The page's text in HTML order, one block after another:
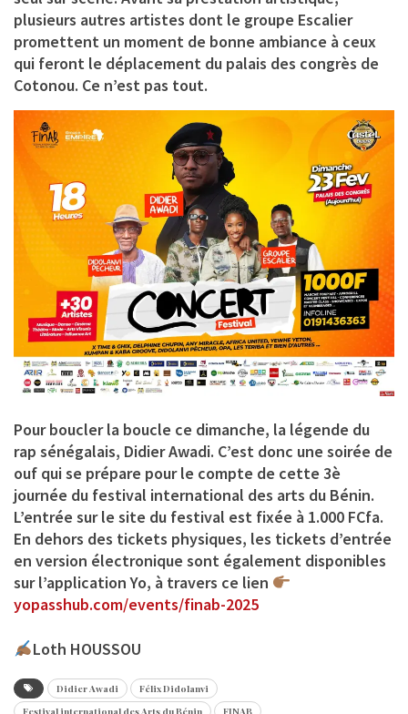
plusieurs autres artistes dont le groupe Escalier
promettent un moment de bonne ambiance à ceux
qui feront le déplacement du palais des congrès de
Cotonou. Ce n’est pas tout.
Pour boucler la boucle ce dimanche, la légende du
rap sénégalais, Didier Awadi. C’est donc une soirée de
ouf qui se prépare pour le compte de cette 3è
journée du festival international des arts du Bénin.
L’entrée sur le site du festival est fixée à 1.000 FCfa.
En dehors des tickets physiques, les tickets d’entrée
en version électronique sont également disponibles
sur l’application Yo, à travers ce lien
yopasshub.com/events/finab-2025
Loth HOUSSOU
Didier Awadi
Félix Didolanvi
Festival international des Arts du Bénin
FINAB